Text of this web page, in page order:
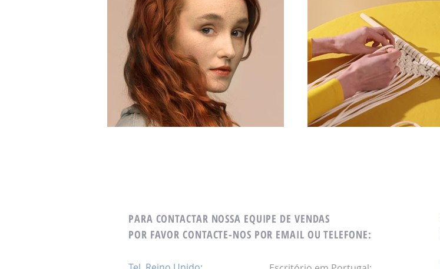
PARA CONTACTAR NOSSA EQUIPE DE VENDAS
POR FAVOR CONTACTE-NOS POR EMAIL OU TELEFONE: